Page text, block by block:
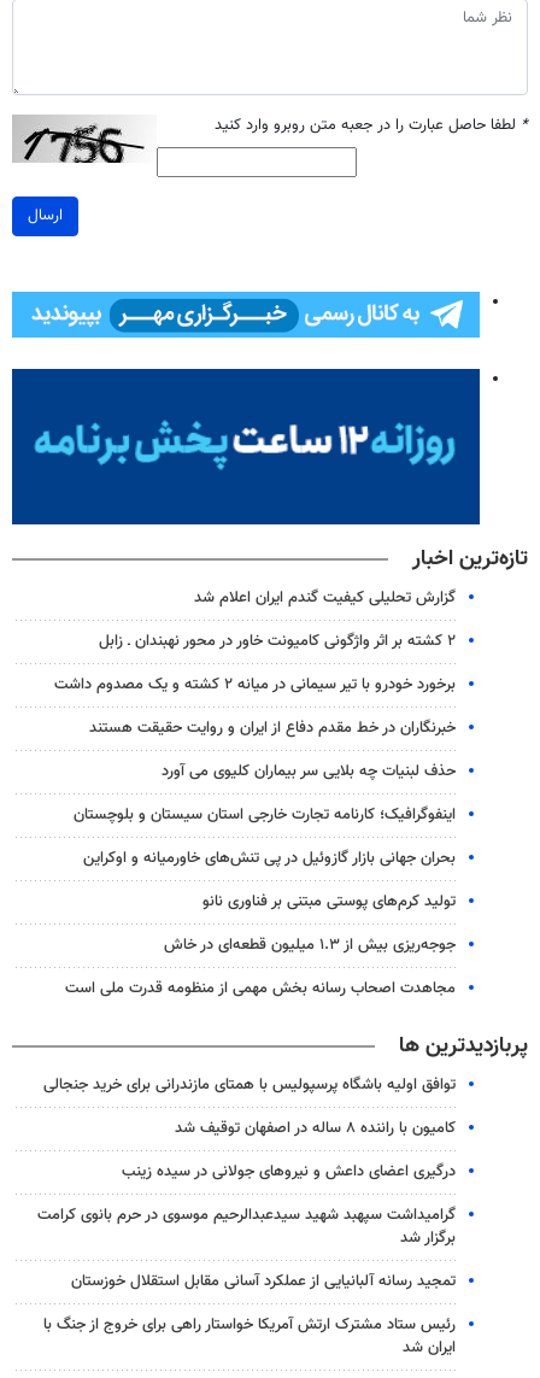
* لطفا حاصل عبارت را در جعبه متن روبرو وارد کنید
ارسال
تازه‌ترین اخبار
گزارش تحلیلی کیفیت گندم ایران اعلام شد
۲ کشته بر اثر واژگونی کامیونت خاور در محور نهبندان ـ زابل
برخورد خودرو با تیر سیمانی در میانه ۲ کشته و یک مصدوم داشت
خبرنگاران در خط مقدم دفاع از ایران و روایت حقیقت هستند
حذف لبنیات چه بلایی سر بیماران کلیوی می آورد
اینفوگرافیک؛ کارنامه تجارت خارجی استان سیستان و بلوچستان
بحران جهانی بازار گازوئیل در پی تنش‌های خاورمیانه و اوکراین
تولید کرم‌های پوستی مبتنی بر فناوری نانو
جوجه‌ریزی بیش از ۱.۳ میلیون قطعه‌ای در خاش
مجاهدت اصحاب رسانه بخش مهمی از منظومه قدرت ملی است
پربازدیدترین ها
توافق اولیه باشگاه پرسپولیس با همتای مازندرانی برای خرید جنجالی
کامیون با راننده ۸ ساله در اصفهان توقیف شد
درگیری اعضای داعش و نیروهای جولانی در سیده زینب
گرامیداشت سپهبد شهید سیدعبدالرحیم موسوی در حرم بانوی کرامت
برگزار شد
تمجید رسانه آلبانیایی از عملکرد آسانی مقابل استقلال خوزستان
رئیس ستاد مشترک ارتش آمریکا خواستار راهی برای خروج از جنگ با
ایران شد